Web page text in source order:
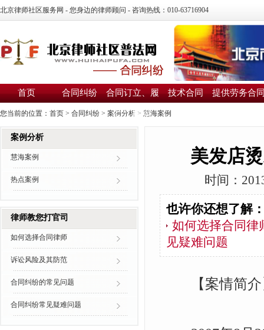
北京律师社区服务网 - 您身边的律师顾问 - 咨询热线：010-63716904
首页 合同纠纷 合同订立、履
行、解除
技术合同 提供劳务合
您当前的位置： 首页 > 合同纠纷 > 案例分析 > 慧海案例
美发店
时间：
也许你还想了解
如何选择合同律
见疑难问题
【案情简介
案例分析
慧海案例
热点案例
律师教您打官司
如何选择合同律师
诉讼风险及其防范
合同纠纷的常见问题
合同纠纷常见疑难问题